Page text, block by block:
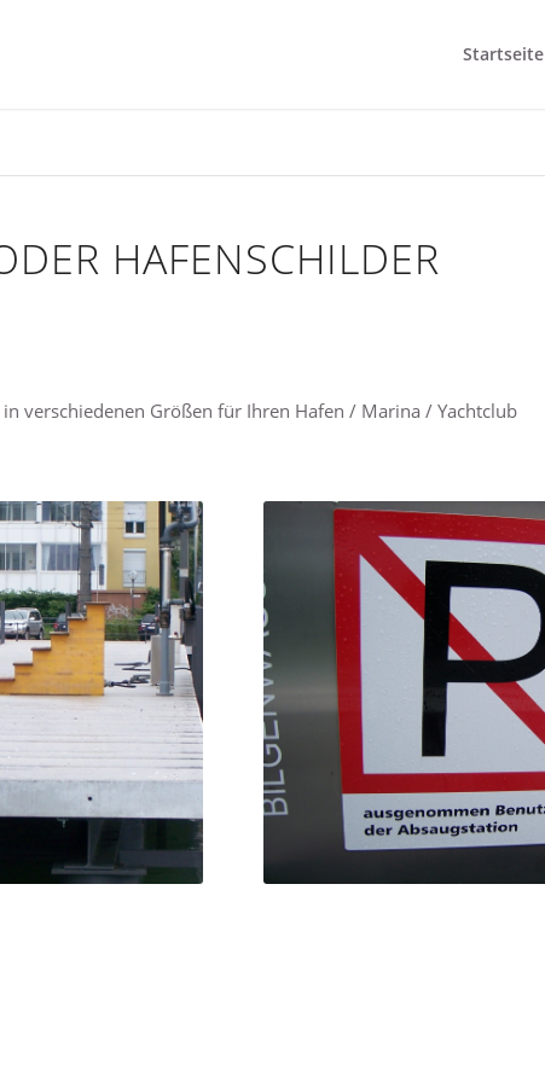
Startseite
HAFENSCHILDER
verschiedenen Größen für Ihren Hafen / Marina / Yachtclub